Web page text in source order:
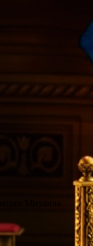
Михаила